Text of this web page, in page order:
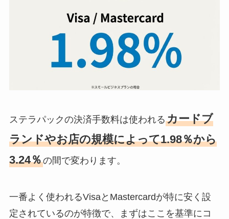
ステラパックの決済手数料は使われるカードブ
ランドやお店の規模によって1.98％から
3.24％の間で変わります。
一番よく使われるVisaとMastercardが特に安く設
定されているのが特徴で、まずはここを基準にコ